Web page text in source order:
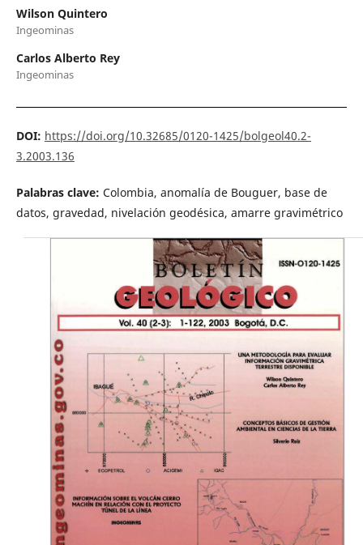
Wilson Quintero
Ingeominas
Carlos Alberto Rey
Ingeominas
DOI: https://doi.org/10.32685/0120-1425/bolgeol40.2-
3.2003.136
Palabras clave: Colombia, anomalía de Bouguer, base de
datos, gravedad, nivelación geodésica, amarre gravimétrico